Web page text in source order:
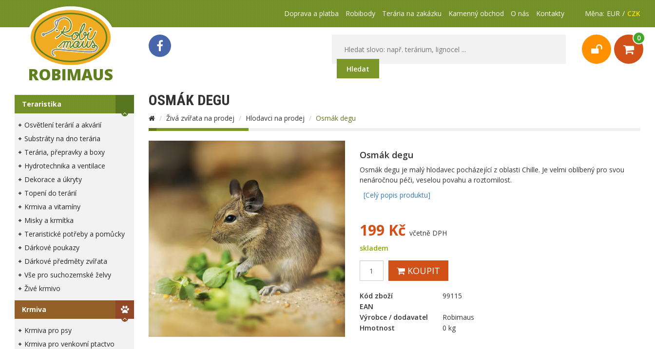
ROBIMAUS
Měna: EUR CZK
Doprava a platba Robibody Terária na zakázku Kamenný obchod O nás Kontakty
Hledat
0
Teraristika
Osvětlení terárií a akvárií
Substráty na dno terária
Terária, přepravky a boxy
Hydrotechnika a ventilace
Dekorace a úkryty
Topení do terárií
Krmiva a vitamíny
Misky a krmítka
Teraristické potřeby a pomůcky
Dárkové poukazy
Dárkové předměty zvířata
Vše pro suchozemské želvy
Živé krmivo
Krmiva
Krmiva pro psy
Krmiva pro venkovní ptactvo
OSMÁK DEGU
Živá zvířata na prodej Hlodavci na prodej Osmák degu
Osmák degu
Osmák degu je malý hlodavec pocházející z oblasti Chille. Je velmi oblíbený pro svou
nenáročnou péči, veselou povahu a roztomilost.
[Celý popis produktu]
199 Kč včetně DPH
skladem
KOUPIT
Kód zboží
99115
EAN
Výrobce / dodavatel
Robimaus
Hmotnost
0 kg